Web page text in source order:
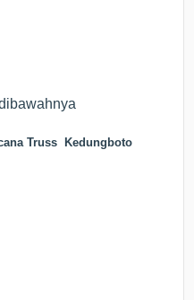
Truss Kedungboto